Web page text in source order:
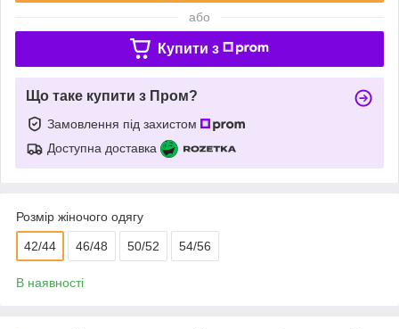
або
Купити з
Що таке купити з Пром?
Замовлення під захистом
Доступна доставка
Розмір жіночого одягу
42/44 46/48 50/52 54/56
В наявності